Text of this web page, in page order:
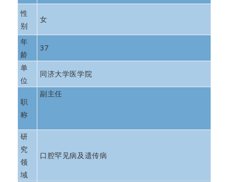
性
别
女
年
龄
37
单
位
同济大学医学院
职
称
副主任
研
究
领
域
口腔罕见病及遗传病